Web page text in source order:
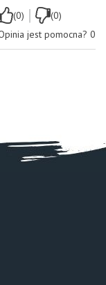
(0) |
(0)
jest pomocna? 0